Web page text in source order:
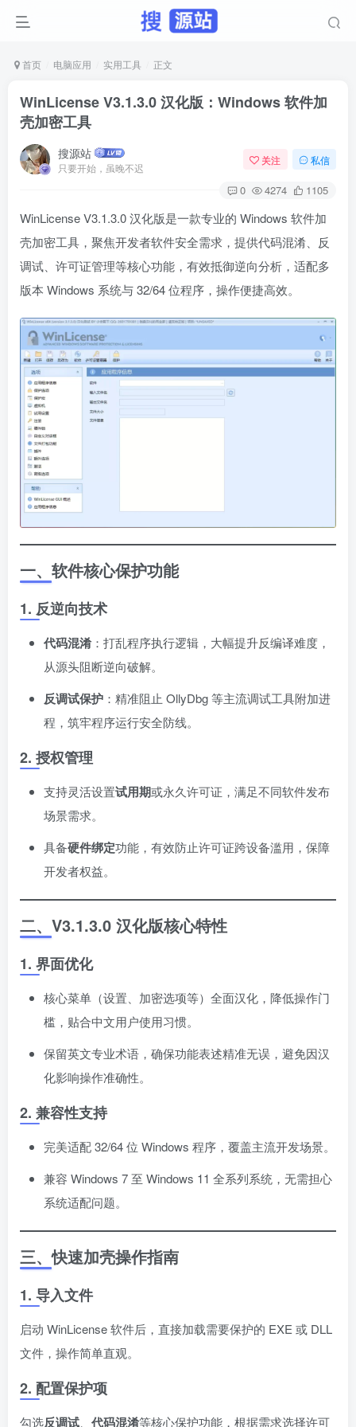
首页 电脑应用 实用工具 正文
WinLicense V3.1.3.0 汉化版：Windows 软件加
壳加密工具
搜源站
只要开始，虽晚不迟
关注 私信
0 4274 1105
WinLicense V3.1.3.0 汉化版是一款专业的 Windows 软件加
壳加密工具，聚焦开发者软件安全需求，提供代码混淆、反
调试、许可证管理等核心功能，有效抵御逆向分析，适配多
版本 Windows 系统与 32/64 位程序，操作便捷高效。
一、软件核心保护功能
1. 反逆向技术
代码混淆 ：打乱程序执行逻辑，大幅提升反编译难度，
从源头阻断逆向破解。
反调试保护 ：精准阻止 OllyDbg 等主流调试工具附加进
程，筑牢程序运行安全防线。
2. 授权管理
支持灵活设置试用期或永久许可证，满足不同软件发布
场景需求。
具备硬件绑定功能，有效防止许可证跨设备滥用，保障
开发者权益。
二、V3.1.3.0 汉化版核心特性
1. 界面优化
核心菜单（设置、加密选项等）全面汉化，降低操作门
槛，贴合中文用户使用习惯。
保留英文专业术语，确保功能表述精准无误，避免因汉
化影响操作准确性。
2. 兼容性支持
完美适配 32/64 位 Windows 程序，覆盖主流开发场景。
兼容 Windows 7 至 Windows 11 全系列系统，无需担心
系统适配问题。
三、快速加壳操作指南
1. 导入文件
启动 WinLicense 软件后，直接加载需要保护的 EXE 或 DLL
文件，操作简单直观。
2. 配置保护项
勾选反调试 代码混淆等核心保护功能，根据需求选择许可